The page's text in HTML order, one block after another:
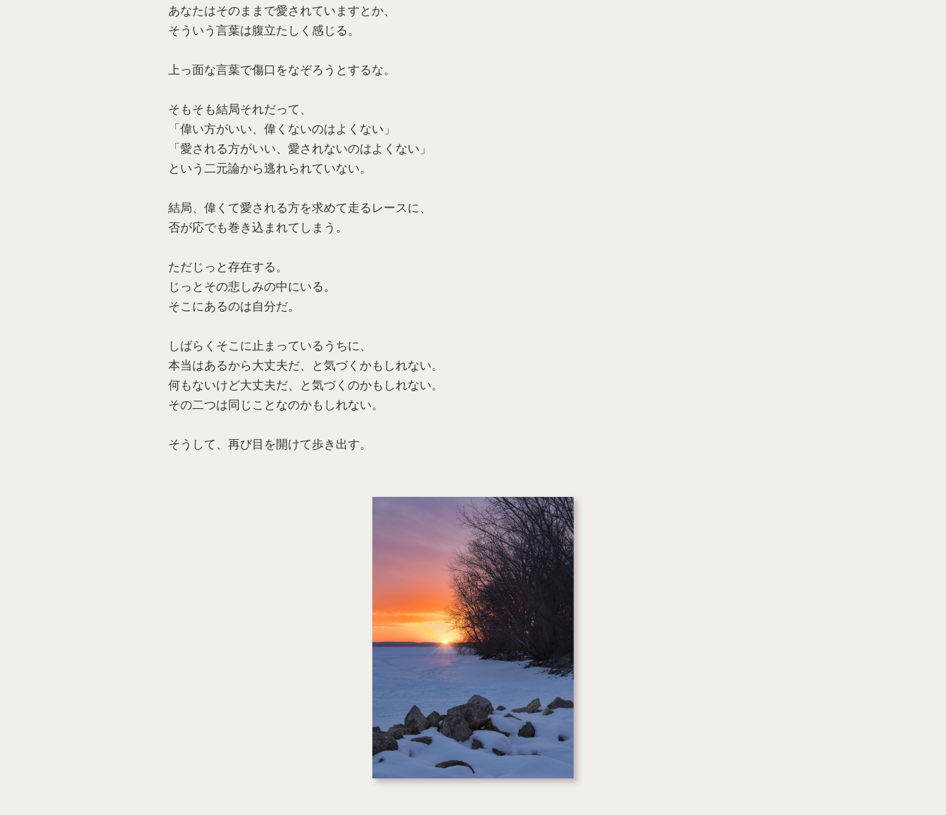
あなたはそのままで愛されていますとか、
そういう言葉は腹立たしく感じる。
上っ面な言葉で傷口をなぞろうとするな。
そもそも結局それだって、
「偉い方がいい、偉くないのはよくない」
「愛される方がいい、愛されないのはよくない」
という二元論から逃れられていない。
結局、偉くて愛される方を求めて走るレースに、
否が応でも巻き込まれてしまう。
ただじっと存在する。
じっとその悲しみの中にいる。
そこにあるのは自分だ。
しばらくそこに止まっているうちに、
本当はあるから大丈夫だ、と気づくかもしれない。
何もないけど大丈夫だ、と気づくのかもしれない。
その二つは同じことなのかもしれない。
そうして、再び目を開けて歩き出す。